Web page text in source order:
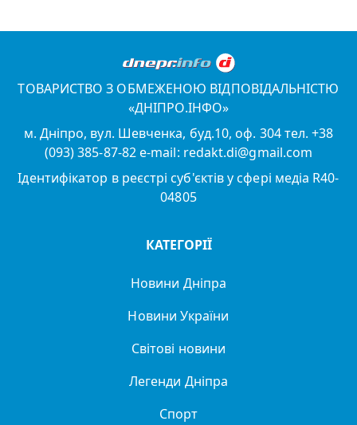
ТОВАРИСТВО З ОБМЕЖЕНОЮ ВІДПОВІДАЛЬНІСТЮ
«ДНІПРО.ІНФО»
м. Дніпро, вул. Шевченка, буд.10, оф. 304 тел. +38
(093) 385-87-82 e-mail: redakt.di@gmail.com
Ідентифікатор в реєстрі суб'єктів у сфері медіа R40-
04805
КАТЕГОРІЇ
Новини Дніпра
Новини України
Світові новини
Легенди Дніпра
Спорт